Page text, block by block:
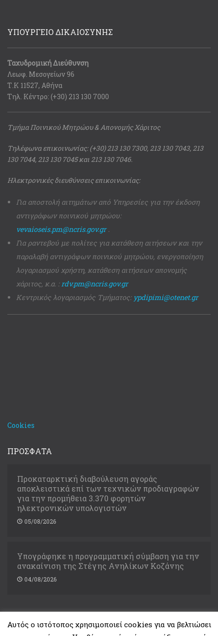
ΥΠΟΥΡΓΕΙΟ ΔΙΚΑΙΟΣΥΝΗΣ
Ταχυδρομική Διεύθυνση
Λεωφ. Μεσογείων 96
Τ.Κ 11527, Αθήνα
Τηλ. Κέντρο: (+30) 213 130 7000
Τμήμα Ποινικού Μητρώου & Απονομής Χάριτος
Τηλέφωνα επικοινωνίας: (+30) 213 130 7300, 213 130 7043, 213
130 7044, 213 130 7045 και 213 130 7046.
Ηλεκτρονικές διευθύνσεις επικοινωνίας:
Για αποστολή αιτημάτων από Υπηρεσίες για την έκδοση
αντιγράφων ποινικού μητρώου:
vevaioseis.pm@ncris.gov.gr.
Για ραντεβού με πολίτες για κατάθεση αιτήσεων και την
παραλαβή αντιγράφων ποινικού μητρώου, ενεργοποίηση
λογαριασμού χρήστη, κατάθεση αιτήσεων απονομής
χάριτος, κ.α. :rdv.pm@ncris.gov.gr
Κεντρικός λογαριασμός Τμήματος: ypdipimi@otenet.gr
Cookies
ΠΡΟΣΦΑΤΑ
Προκαταρκτική διαβούλευση αγοράς
αποκλειστικά επί των τεχνικών προδιαγραφών
για την προμήθεια 3.370 φορητών
ηλεκτρονικών υπολογιστών
05/08/2026
Υπογράφηκε η προγραμματική σύμβαση για την
ανακαίνιση της Στέγης Ανηλίκων Κοζάνης
04/08/2026
Αυτός ο ιστότοπος χρησιμοποιεί cookies για να βελτιώσει